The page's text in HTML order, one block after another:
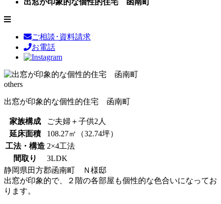
出窓が印象的な個性的住宅 函南町
ご相談･資料請求
お電話
others
出窓が印象的な個性的住宅 函南町
家族構成
ご夫婦＋子供2人
延床面積
108.27㎡（32.74坪）
工法・構造 2×4工法
間取り
3LDK
静岡県田方郡函南町 Ｎ様邸
出窓が印象的で、２階の各部屋も個性的な色合いになってお
ります。